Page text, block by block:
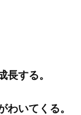
長する。
いてくる。